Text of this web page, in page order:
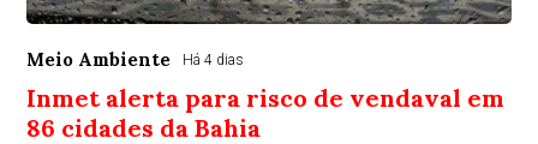
Meio Ambiente Há 4 dias
Inmet alerta para risco de vendaval em
86 cidades da Bahia